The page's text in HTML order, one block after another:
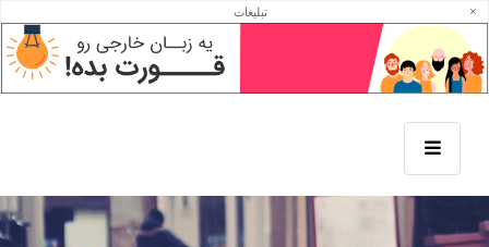
راهنمای اینستاگرام
خرید فالوور اینستاگرام بهترین روشی است که به کمک آن می‌توان در کمترین زمان ممکن
به بیشترین جذب ممبر برای پیج خود رسید.
تبلیغات ×